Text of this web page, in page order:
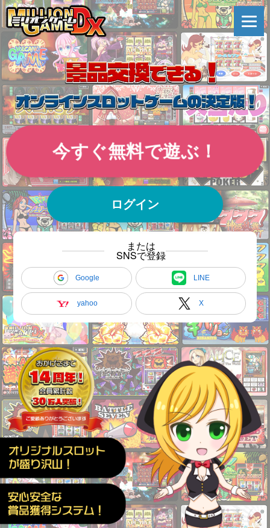
今すぐ無料で遊ぶ！
ログイン
または
SNSで登録
Google LINE
yahoo X